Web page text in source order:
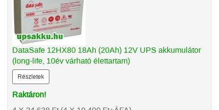
DataSafe 12HX80 18Ah (20Ah) 12V UPS akkumulátor
(long-life, 10év várható élettartam)
Részletek
Raktáron!